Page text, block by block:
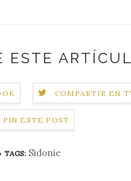
ESTE
COMPARTIR EN
PIN ESTE POST
TAGS: Sidonie